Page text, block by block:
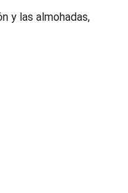
y las almohadas,